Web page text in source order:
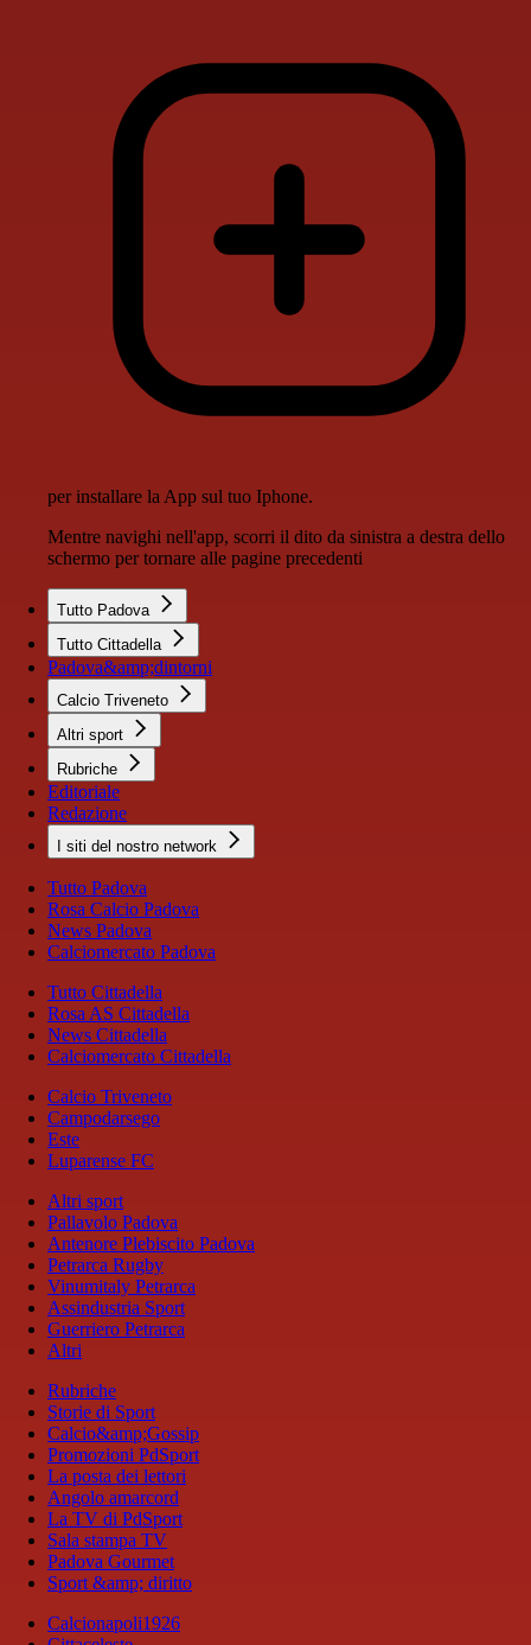
per installare la App sul tuo Iphone.
Mentre navighi nell'app, scorri il dito da sinistra a destra dello
schermo per tornare alle pagine precedenti
Tutto Padova
Tutto Cittadella
Padova&amp;dintorni
Calcio Triveneto
Altri sport
Rubriche
Editoriale
Redazione
I siti del nostro network
Tutto Padova
Rosa Calcio Padova
News Padova
Calciomercato Padova
Tutto Cittadella
Rosa AS Cittadella
News Cittadella
Calciomercato Cittadella
Calcio Triveneto
Campodarsego
Este
Luparense FC
Altri sport
Pallavolo Padova
Antenore Plebiscito Padova
Petrarca Rugby
Vinumitaly Petrarca
Assindustria Sport
Guerriero Petrarca
Altri
Rubriche
Storie di Sport
Calcio&amp;Gossip
Promozioni PdSport
La posta dei lettori
Angolo amarcord
La TV di PdSport
Sala stampa TV
Padova Gourmet
Sport &amp; diritto
Calcionapoli1926